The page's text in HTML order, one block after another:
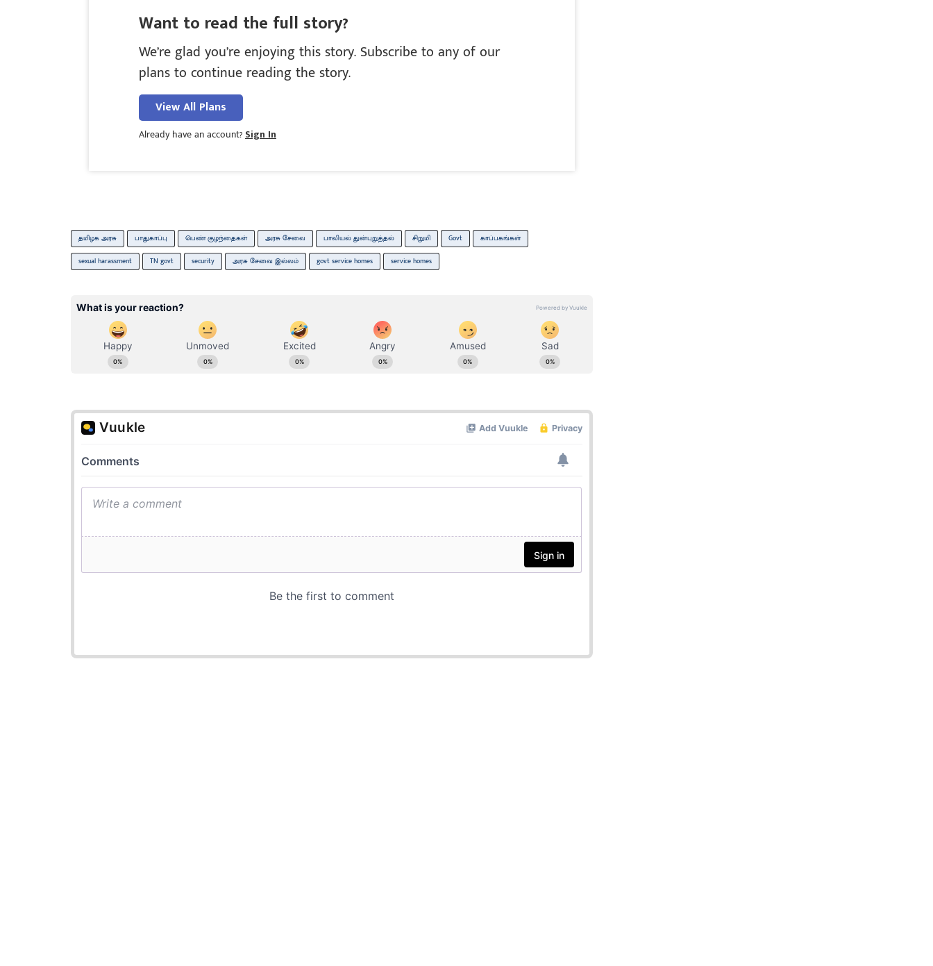
Want to read the full story?
We’re glad you’re enjoying this story. Subscribe to any of our
plans to continue reading the story.
View All Plans
Already have an account?Sign In
தமிழக அரசு பாதுகாப்பு பெண் குழந்தைகள் அரசு சேவை பாலியல் துன்புறுத்தல் சிறுமி Govt காப்பகங்கள்
sexual harassment TN govt security அரசு சேவை இல்லம் govt service homes service homes